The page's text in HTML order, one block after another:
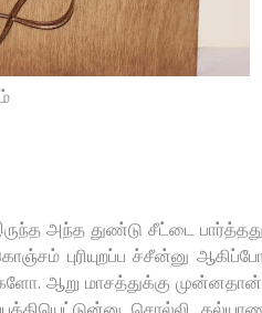
அந்த துண்டு சீட்டை
புரியுறப்ப ச்சீன்னு
ஆறு மாசத்துக்கு